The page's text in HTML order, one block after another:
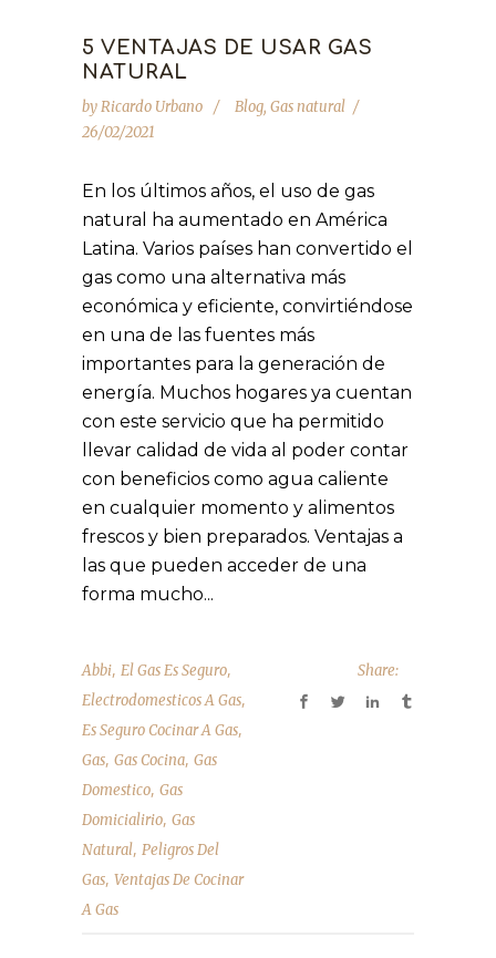
5 VENTAJAS DE USAR GAS
NATURAL
byRicardo Urbano Blog, Gas natural
26/02/2021
En los últimos años, el uso de gas
natural ha aumentado en América
Latina. Varios países han convertido el
gas como una alternativa más
económica y eficiente, convirtiéndose
en una de las fuentes más
importantes para la generación de
energía. Muchos hogares ya cuentan
con este servicio que ha permitido
llevar calidad de vida al poder contar
con beneficios como agua caliente
en cualquier momento y alimentos
frescos y bien preparados. Ventajas a
las que pueden acceder de una
forma mucho...
Abbi, El Gas Es Seguro,
Electrodomesticos A Gas,
Es Seguro Cocinar A Gas,
Gas, Gas Cocina, Gas
Domestico, Gas
Domicialirio, Gas
Natural, Peligros Del
Gas, Ventajas De Cocinar
A Gas
Share: